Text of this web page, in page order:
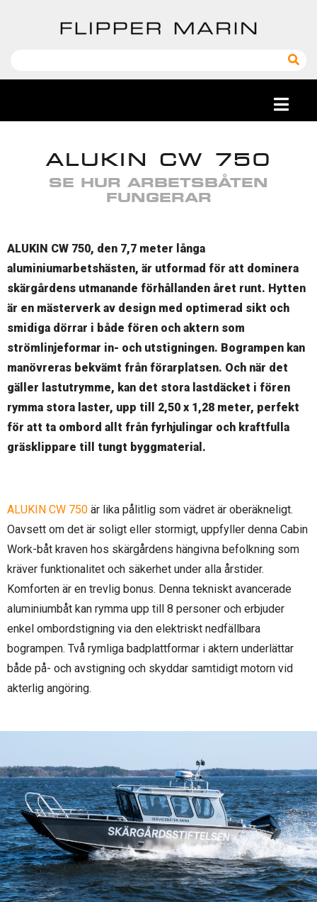
ALUKIN CW 750
SE HUR ARBETSBÅTEN
FUNGERAR
ALUKIN CW 750, den 7,7 meter långa
aluminiumarbetshästen, är utformad för att dominera
skärgårdens utmanande förhållanden året runt. Hytten
är en mästerverk av design med optimerad sikt och
smidiga dörrar i både fören och aktern som
strömlinjeformar in- och utstigningen. Bogrampen kan
manövreras bekvämt från förarplatsen. Och när det
gäller lastutrymme, kan det stora lastdäcket i fören
rymma stora laster, upp till 2,50 x 1,28 meter, perfekt
för att ta ombord allt från fyrhjulingar och kraftfulla
gräsklippare till tungt byggmaterial.
ALUKIN CW 750 är lika pålitlig som vädret är oberäkneligt.
Oavsett om det är soligt eller stormigt, uppfyller denna Cabin
Work-båt kraven hos skärgårdens hängivna befolkning som
kräver funktionalitet och säkerhet under alla årstider.
Komforten är en trevlig bonus. Denna tekniskt avancerade
aluminiumbåt kan rymma upp till 8 personer och erbjuder
enkel ombordstigning via den elektriskt nedfällbara
bogrampen. Två rymliga badplattformar i aktern underlättar
både på- och avstigning och skyddar samtidigt motorn vid
akterlig angöring.